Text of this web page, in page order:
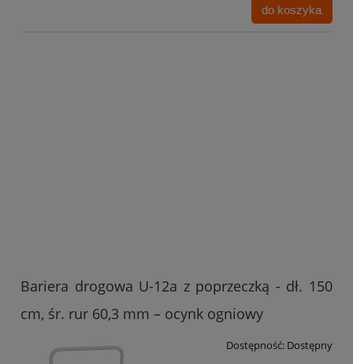
do koszyka
Bariera drogowa U-12a z poprzeczką - dł. 150
cm, śr. rur 60,3 mm – ocynk ogniowy
Dostępność: Dostępny